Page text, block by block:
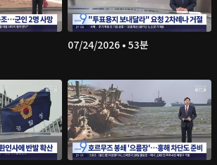
07/24/2026 • 53분